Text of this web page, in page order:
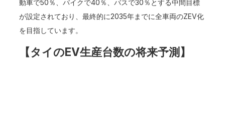
動車で50％、バイクで40％、バスで30％とする中間目標
が設定されており、最終的に2035年までに全車両のZEV化
を目指しています。
【タイのEV生産台数の将来予測】